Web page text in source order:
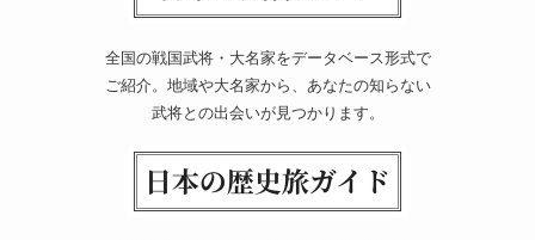
全国の戦国武将・大名家をデータベース形式で
ご紹介。地域や大名家から、あなたの知らない
武将との出会いが見つかります。